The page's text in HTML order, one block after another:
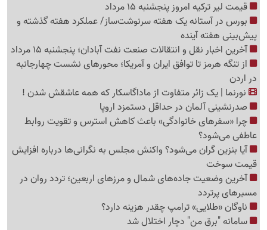
قیمت لیر ترکیه امروز پنجشنبه 15 مرداد
بورس در آستانه یک هفته سرنوشت‌ساز/ عملکرد هفته گذشته و
پیش‌بینی هفته آینده
آخرین اخبار نقل‌ و انتقالات صنعت نفت آبادان؛ پنجشنبه 15 مرداد
از تنگه هرمز تا توافق ایران و آمریکا؛ محورهای نشست چهارجانبه
در اردن
نورنما | یک زائر متفاوت از ماداگاسکار که همه عاشقش شدن !
صدرنشینی آلمان در حداقل دستمزد اروپا
چرا «سفرهای خانوادگی» باعث کاهش استرس و تقویت روابط
عاطفی می‌شود؟
آیا بنزین گران می‌شود؟ واکنش مجلس به نگرانی‌ها درباره افزایش
قیمت سوخت
آخرین وضعیت جاده‌های شمال و مرزهای اربعین؛ تردد روان در
مسیرهای پرتردد
ناوگان «طلایی» ترامپ چقدر هزینه دارد؟
سامانه "برق من" دچار اختلال شد